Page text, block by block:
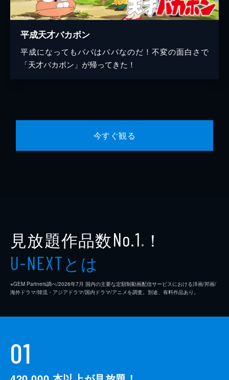
平成天才バカボン
平成になってもパパはパパなのだ！不変の面白さで
「天才バカボン」が帰ってきた！
今すぐ観る
見放題作品数No.1 ※ ！
U-NEXTとは
※GEM Partners調べ/2026年7⽉ 国内の主要な定額制動画配信サービスにおける洋画/邦画/
海外ドラマ/韓流・アジアドラマ/国内ドラマ/アニメを調査。別途、有料作品あり。
01